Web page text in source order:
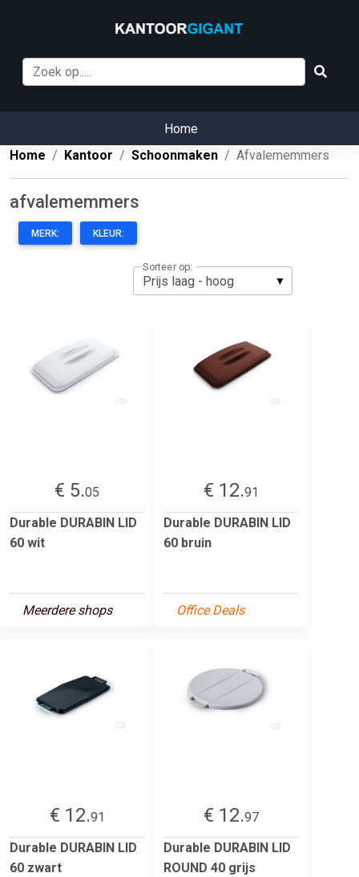
Home
Home
Kantoor Schoonmaken Afvalememmers
afvalememmers
MERK: KLEUR:
Sorteer op:
€ 5.05
Durable DURABIN LID
60 wit
Meerdere shops
€ 12.91
Durable DURABIN LID
60 bruin
Office Deals
€ 12.91
Durable DURABIN LID
60 zwart
€ 12.97
Durable DURABIN LID
ROUND 40 grijs